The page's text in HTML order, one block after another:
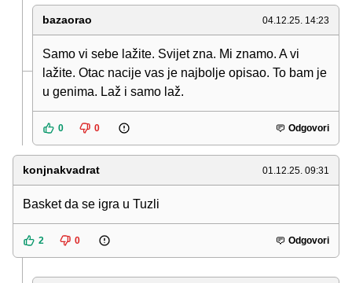
bazaorao 04.12.25. 14:23
Samo vi sebe lažite. Svijet zna. Mi znamo. A vi
lažite. Otac nacije vas je najbolje opisao. To bam je
u genima. Laž i samo laž.
0 0 Odgovori
konjnakvadrat 01.12.25. 09:31
Basket da se igra u Tuzli
2 0 Odgovori